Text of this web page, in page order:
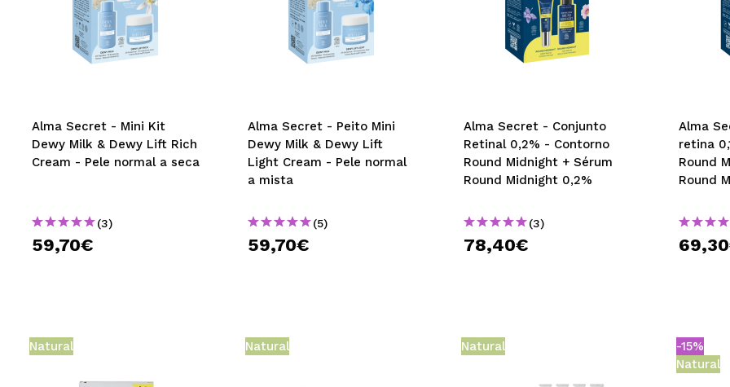
Alma Secret - Mini Kit
Dewy Milk & Dewy Lift Rich
Cream - Pele normal a seca
(3)
59,70€
Alma Secret - Peito Mini
Dewy Milk & Dewy Lift
Light Cream - Pele normal
a mista
(5)
59,70€
Alma Secret - Conjunto
Retinal 0,2% - Contorno
Round Midnight + Sérum
Round Midnight 0,2%
(3)
78,40€
Alma
retina
Round
Round
Natural Natural Natural
-15%
Natural